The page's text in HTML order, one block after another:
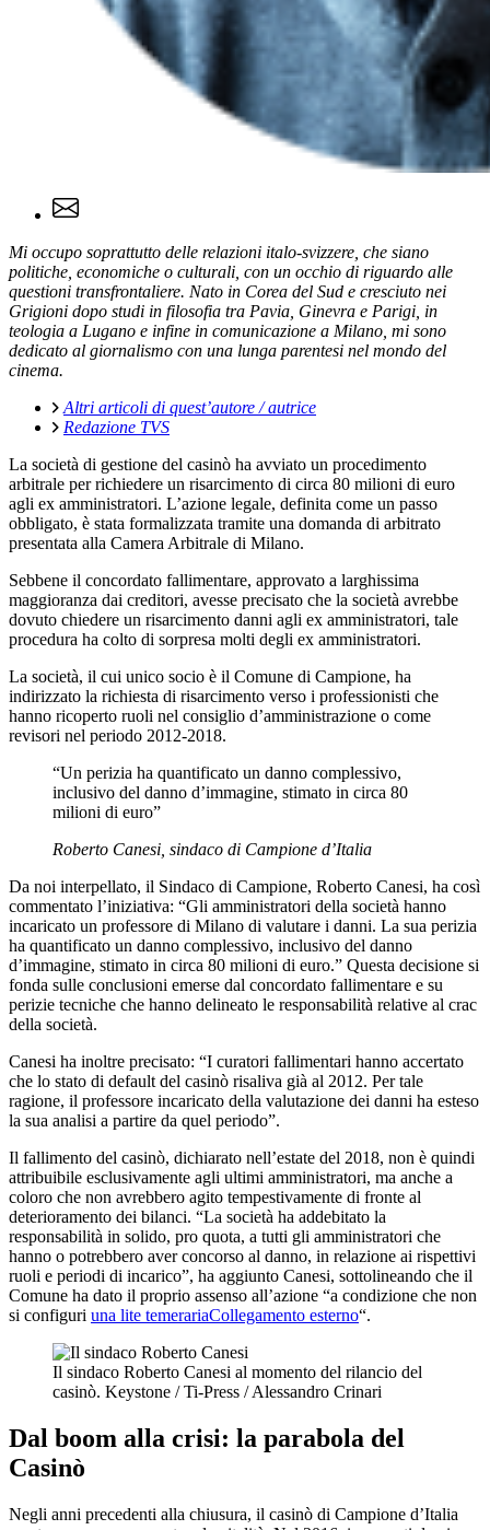
Mi occupo soprattutto delle relazioni italo-svizzere, che siano
politiche, economiche o culturali, con un occhio di riguardo alle
questioni transfrontaliere. Nato in Corea del Sud e cresciuto nei
Grigioni dopo studi in filosofia tra Pavia, Ginevra e Parigi, in
teologia a Lugano e infine in comunicazione a Milano, mi sono
dedicato al giornalismo con una lunga parentesi nel mondo del
cinema.
Altri articoli di quest’autore / autrice
Redazione TVS
La società di gestione del casinò ha avviato un procedimento
arbitrale per richiedere un risarcimento di circa 80 milioni di euro
agli ex amministratori. L’azione legale, definita come un passo
obbligato, è stata formalizzata tramite una domanda di arbitrato
presentata alla Camera Arbitrale di Milano.
Sebbene il concordato fallimentare, approvato a larghissima
maggioranza dai creditori, avesse precisato che la società avrebbe
dovuto chiedere un risarcimento danni agli ex amministratori, tale
procedura ha colto di sorpresa molti degli ex amministratori.
La società, il cui unico socio è il Comune di Campione, ha
indirizzato la richiesta di risarcimento verso i professionisti che
hanno ricoperto ruoli nel consiglio d’amministrazione o come
revisori nel periodo 2012-2018.
“Un perizia ha quantificato un danno complessivo,
inclusivo del danno d’immagine, stimato in circa 80
milioni di euro”
Roberto Canesi, sindaco di Campione d’Italia
Da noi interpellato, il Sindaco di Campione, Roberto Canesi, ha così
commentato l’iniziativa: “Gli amministratori della società hanno
incaricato un professore di Milano di valutare i danni. La sua perizia
ha quantificato un danno complessivo, inclusivo del danno
d’immagine, stimato in circa 80 milioni di euro.” Questa decisione si
fonda sulle conclusioni emerse dal concordato fallimentare e su
perizie tecniche che hanno delineato le responsabilità relative al crac
della società.
Canesi ha inoltre precisato: “I curatori fallimentari hanno accertato
che lo stato di default del casinò risaliva già al 2012. Per tale
ragione, il professore incaricato della valutazione dei danni ha esteso
la sua analisi a partire da quel periodo”.
Il fallimento del casinò, dichiarato nell’estate del 2018, non è quindi
attribuibile esclusivamente agli ultimi amministratori, ma anche a
coloro che non avrebbero agito tempestivamente di fronte al
deterioramento dei bilanci. “La società ha addebitato la
responsabilità in solido, pro quota, a tutti gli amministratori che
hanno o potrebbero aver concorso al danno, in relazione ai rispettivi
ruoli e periodi di incarico”, ha aggiunto Canesi, sottolineando che il
Comune ha dato il proprio assenso all’azione “a condizione che non
si configuri una lite temerariaCollegamento esterno“.
Il sindaco Roberto Canesi al momento del rilancio del
casinò. Keystone / Ti-Press / Alessandro Crinari
Dal boom alla crisi: la parabola del
Casinò
Negli anni precedenti alla chiusura, il casinò di Campione d’Italia